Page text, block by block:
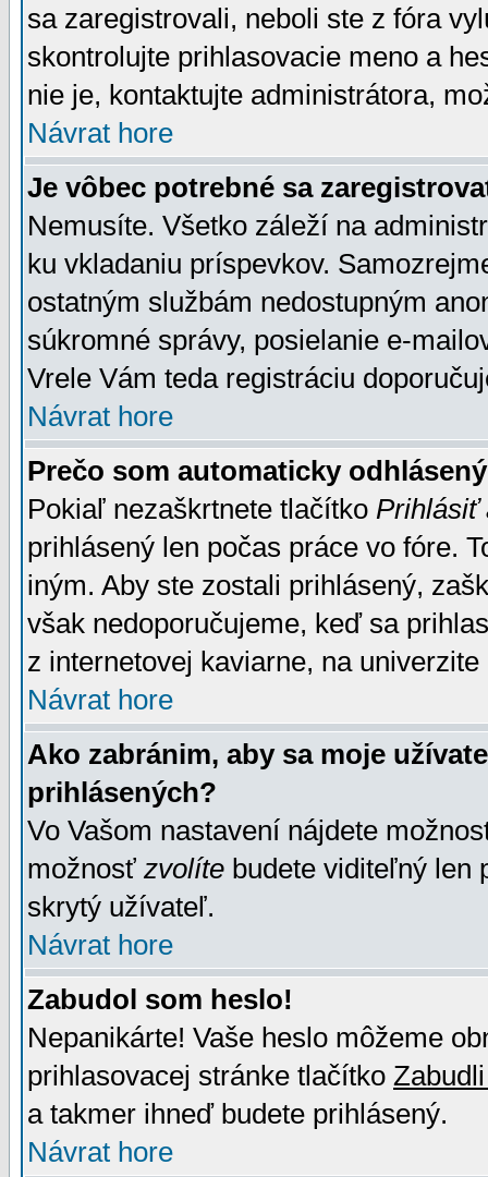
sa zaregistrovali, neboli ste z fóra
skontrolujte prihlasovacie meno a
nie je, kontaktujte administrátora,
Návrat hore
Je vôbec potrebné sa
Nemusíte. Všetko záleží na
ku vkladaniu príspevkov.
ostatným službám nedostupným
súkromné správy, posielanie e-
Vrele Vám teda registráciu
Návrat hore
Prečo som automaticky
Pokiaľ nezaškrtnete tlačítko Prihlásiť
prihlásený len počas práce vo fóre.
iným. Aby ste zostali prihlásený,
však nedoporučujeme, keď sa
z internetovej kaviarne, na univerzite
Návrat hore
Ako zabránim, aby sa moje
prihlásených?
Vo Vašom nastavení nájdete
možnosť zvolíte budete viditeľný len
skrytý užívateľ.
Návrat hore
Zabudol som heslo!
Nepanikárte! Vaše heslo môžeme
prihlasovacej stránke tlačítko
a takmer ihneď budete prihlásený.
Návrat hore